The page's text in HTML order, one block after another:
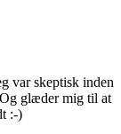
var skeptisk inden
glæder mig til at
:-)